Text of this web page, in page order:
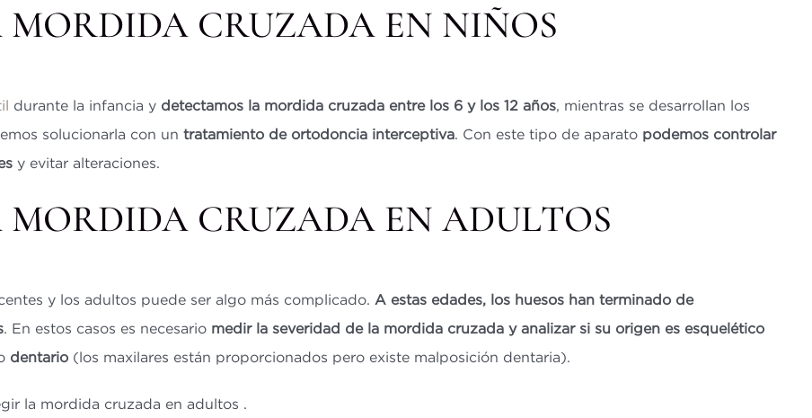
CRUZADA EN NIÑOS
durante la infancia y detectamos la mordida cruzada entre los 6 y los 12 años, mientras se desarrollan los
solucionarla con un tratamiento de ortodoncia interceptiva. Con este tipo de aparato podemos controlar
y evitar alteraciones.
CRUZADA EN ADULTOS
y los adultos puede ser algo más complicado. A estas edades, los huesos han terminado de
. En estos casos es necesario medir la severidad de la mordida cruzada y analizar si su origen es esquelético
dentario (los maxilares están proporcionados pero existe malposición dentaria).
la mordida cruzada en adultos .